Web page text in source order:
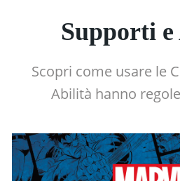
Supporti
Scopri come usare le
Abilità hanno